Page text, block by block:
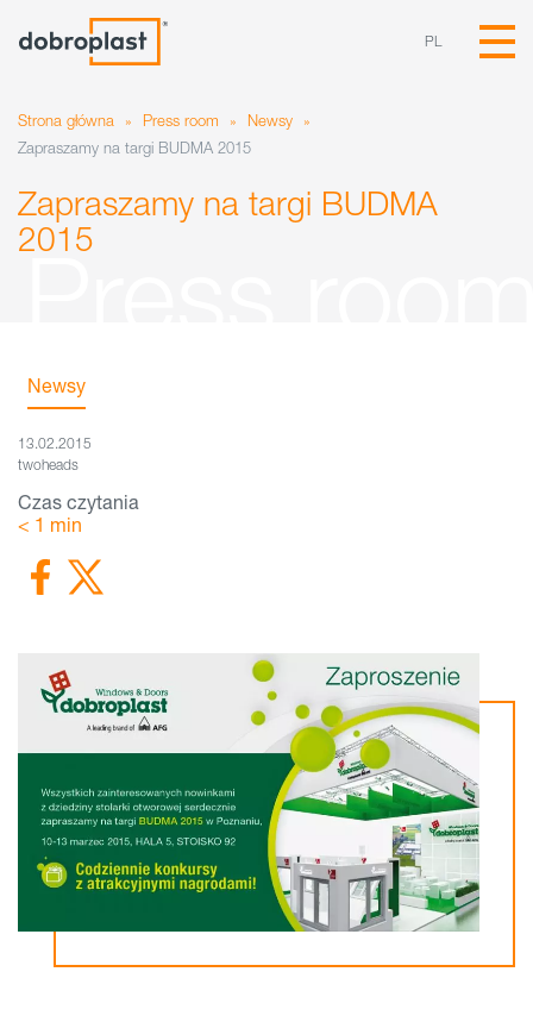
PL
Strona główna » Press room » Newsy
»
Zapraszamy na targi BUDMA 2015
Zapraszamy na targi BUDMA
2015
Newsy
13.02.2015
twoheads
Czas czytania
< 1 min